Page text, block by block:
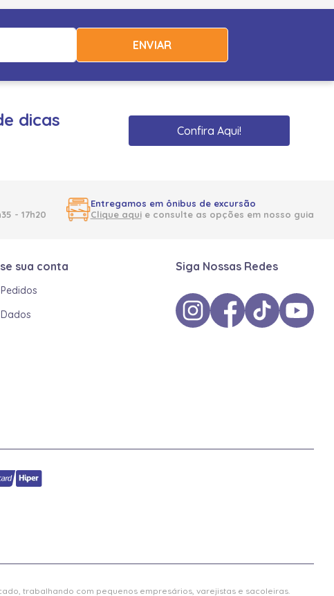
ENVIAR
dicas
Confira Aqui!
- 17h20
Entregamos em ônibus de excursão
Clique aquie consulte as opções em nosso guia
sua conta Siga Nossas Redes
trabalhando com pequenos empresários, varejistas e sacoleiras.